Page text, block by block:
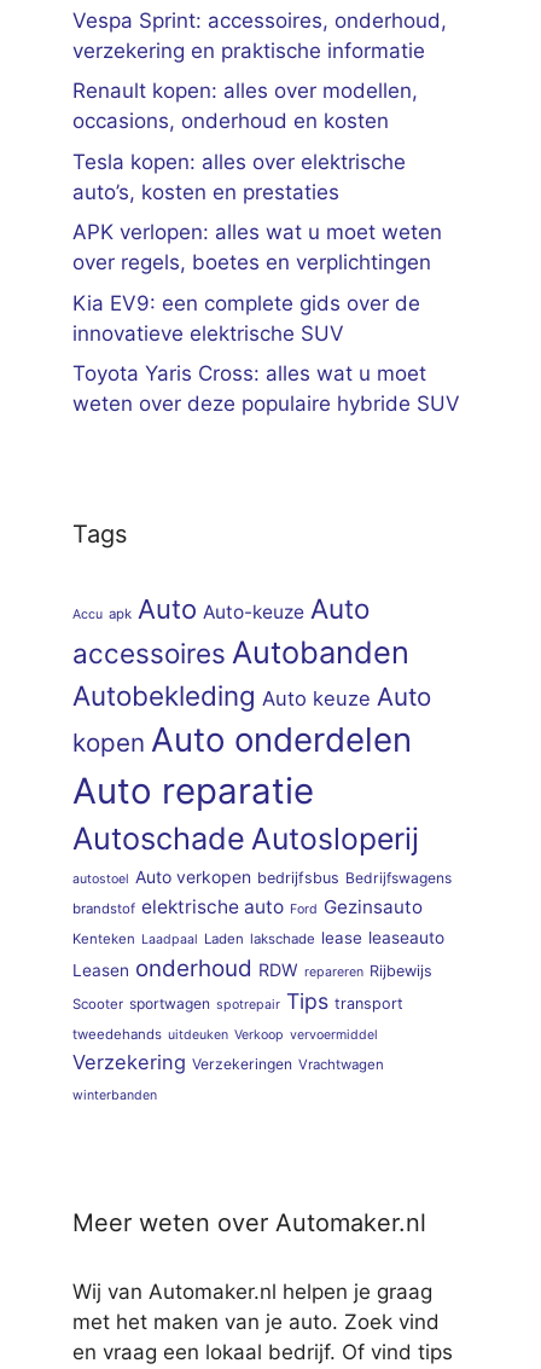
Vespa Sprint: accessoires, onderhoud,
verzekering en praktische informatie
Renault kopen: alles over modellen,
occasions, onderhoud en kosten
Tesla kopen: alles over elektrische
auto’s, kosten en prestaties
APK verlopen: alles wat u moet weten
over regels, boetes en verplichtingen
Kia EV9: een complete gids over de
innovatieve elektrische SUV
Toyota Yaris Cross: alles wat u moet
weten over deze populaire hybride SUV
Tags
Accu apk Auto Auto-keuze Auto
accessoires Autobanden
Autobekleding Auto keuze Auto
kopen Auto onderdelen
Auto reparatie
Autoschade Autosloperij
autostoel Auto verkopen bedrijfsbus Bedrijfswagens
brandstof elektrische auto Ford Gezinsauto
Kenteken Laadpaal Laden lakschade lease leaseauto
Leasen onderhoud RDW repareren Rijbewijs
Scooter sportwagen spotrepair Tips transport
tweedehands uitdeuken Verkoop vervoermiddel
Verzekering Verzekeringen Vrachtwagen
winterbanden
Meer weten over Automaker.nl
Wij van Automaker.nl helpen je graag
met het maken van je auto. Zoek vind
en vraag een lokaal bedrijf. Of vind tips